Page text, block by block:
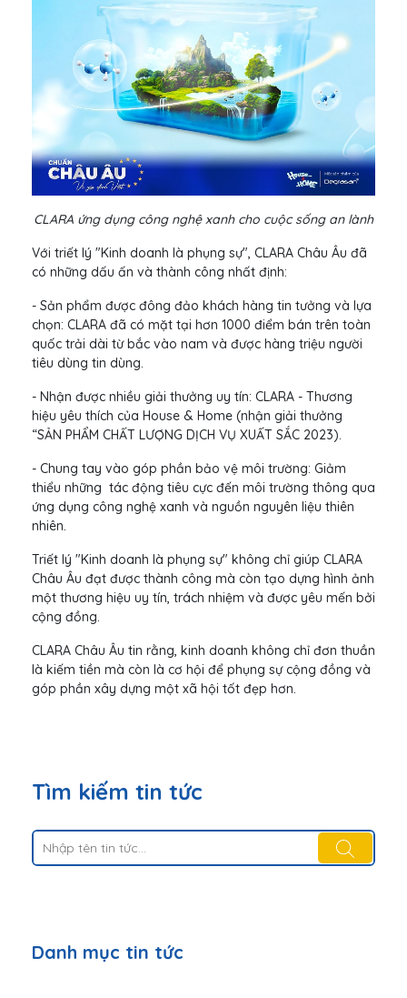
CLARA ứng dụng công nghệ xanh cho cuộc sống an lành
Với triết lý "Kinh doanh là phụng sự", CLARA Châu Âu đã
có những dấu ấn và thành công nhất định:
- Sản phẩm được đông đảo khách hàng tin tưởng và lựa
chọn: CLARA đã có mặt tại hơn 1000 điểm bán trên toàn
quốc trải dài từ bắc vào nam và được hàng triệu người
tiêu dùng tin dùng.
- Nhận được nhiều giải thưởng uy tín: CLARA - Thương
hiệu yêu thích của House & Home (nhận giải thưởng
“SẢN PHẨM CHẤT LƯỢNG DỊCH VỤ XUẤT SẮC 2023).
- Chung tay vào góp phần bảo vệ môi trường: Giảm
thiểu những tác động tiêu cực đến môi trường thông qua
ứng dụng công nghệ xanh và nguồn nguyên liệu thiên
nhiên.
Triết lý "Kinh doanh là phụng sự" không chỉ giúp CLARA
Châu Âu đạt được thành công mà còn tạo dựng hình ảnh
một thương hiệu uy tín, trách nhiệm và được yêu mến bởi
cộng đồng.
CLARA Châu Âu tin rằng, kinh doanh không chỉ đơn thuần
là kiếm tiền mà còn là cơ hội để phụng sự cộng đồng và
góp phần xây dựng một xã hội tốt đẹp hơn.
Tìm kiếm tin tức
Danh mục tin tức